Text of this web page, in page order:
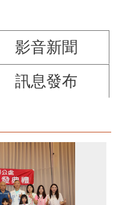
影音新聞
訊息發布